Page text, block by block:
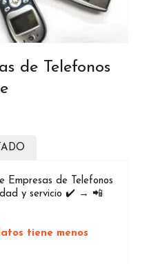
de Telefonos
Empresas de Telefonos
y servicio ✔️ → 📲
tiene menos